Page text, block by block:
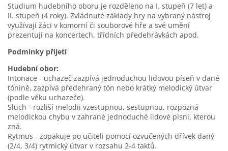
Studium hudebního oboru je rozděleno na I. stupeň (7 let) a
II. stupeň (4 roky). Zvládnuté základy hry na vybraný nástroj
využívají žáci v komorní či souborové hře a své umění
prezentují na koncertech, třídních předehrávkách apod.
Podmínky přijetí
Hudební obor:
Intonace - uchazeč zazpívá jednoduchou lidovou píseň v dané
tónině, zazpívá předehraný tón nebo krátký melodický útvar
(podle věku uchazeče).
Sluch - rozliší melodii vzestupnou, sestupnou, rozpozná
melodickou chybu v zahrané jednoduché lidové písni, kterou
zná.
Rytmus - zopakuje po učiteli pomocí ozvučených dřívek daný
(2/4, 3/4) rytmický útvar v rozsahu 2-4 taktů.